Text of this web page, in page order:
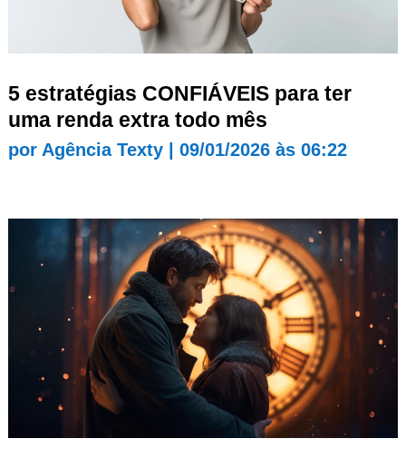
5 estratégias CONFIÁVEIS para ter
uma renda extra todo mês
por Agência Texty| 09/01/2026 às 06:22